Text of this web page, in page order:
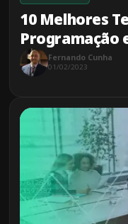
10 Melhores
Programação
Fernando Cunha
01/02/2023